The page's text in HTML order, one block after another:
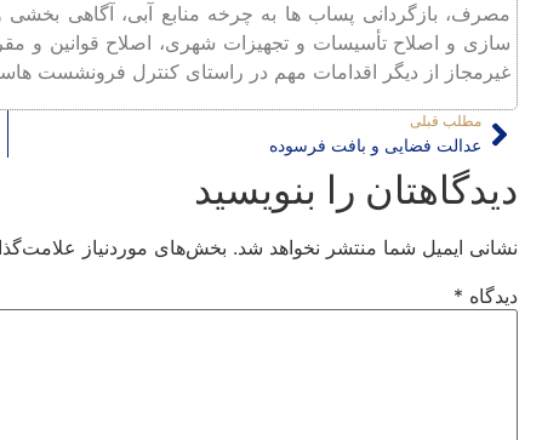
مصرف، بازگردانی پساب ها به چرخه منابع آبی، آگاهی
سازی و اصلاح تأسیسات و تجهیزات شهری، اصلاح قوانین و
غیرمجاز از دیگر اقدامات مهم در راستای کنترل فرونشست
مطلب قبلی
عدالت فضایی و بافت فرسوده
دیدگاهتان را بنویسید
نشانی ایمیل شما منتشر نخواهد شد. بخش‌های موردنیاز
دیدگاه *